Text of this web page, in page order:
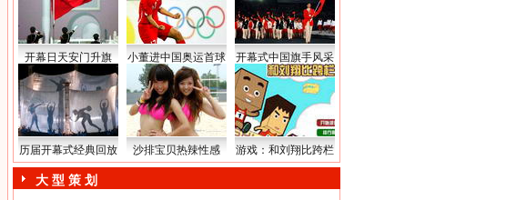
开幕日天安门升旗 小董进中国奥运首球 开幕式中国旗手风采
历届开幕式经典回放 沙排宝贝热辣性感 游戏：和刘翔比跨栏
大 型 策 划